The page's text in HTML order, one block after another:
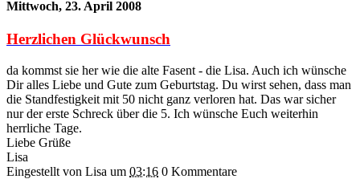
Mittwoch, 23. April 2008
Herzlichen Glückwunsch
da kommst sie her wie die alte Fasent - die Lisa. Auch ich wünsche
Dir alles Liebe und Gute zum Geburtstag. Du wirst sehen, dass man
die Standfestigkeit mit 50 nicht ganz verloren hat. Das war sicher
nur der erste Schreck über die 5. Ich wünsche Euch weiterhin
herrliche Tage.
Liebe Grüße
Lisa
Eingestellt von Lisa um 03:16 0 Kommentare